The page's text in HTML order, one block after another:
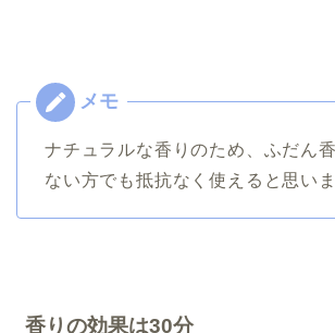
ナチュラルな香りのため、ふだん
ない方でも抵抗なく使えると思いま
香りの効果は30分